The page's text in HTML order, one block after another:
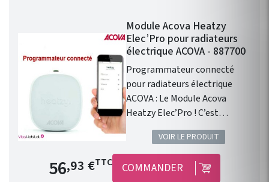
Module Acova Heatzy
Elec’Pro pour radiateurs
électrique ACOVA - 887700
Programmateur connecté
pour radiateurs électrique
ACOVA : Le Module Acova
Heatzy Elec’Pro ! C’est
l’accessoire qui vous
permettra de transformer les
radiateurs électriques équipés
d’un fil pilote en produits
VOIR LE PRODUIT
Prix de base
56,93 €TTC COMMANDER